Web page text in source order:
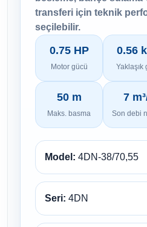
transferi için teknik
seçilebilir.
0.75 HP
Motor gücü
0.56
Yaklaşık
50 m
Maks. basma
7
Son debi
Model: 4DN-38/70,55
Seri: 4DN